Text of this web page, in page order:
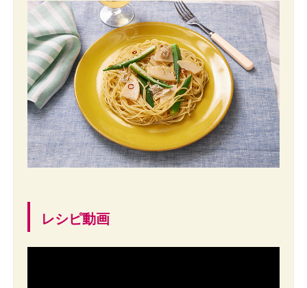
レシピ動画